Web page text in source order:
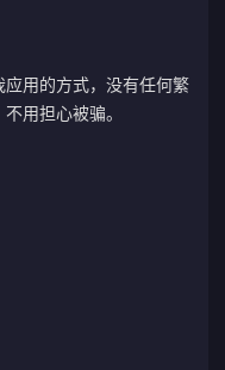
用的方式，没有任何繁
用担心被骗。